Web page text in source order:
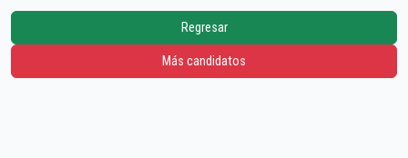
Regresar
Más candidatos